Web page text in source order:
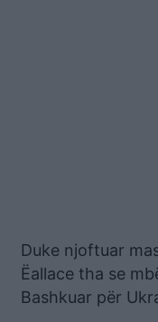
Duke njoftuar
Ëallace tha se
Bashkuar për